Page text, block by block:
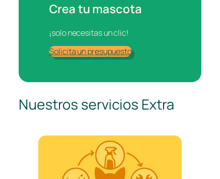
Crea tu mascota
¡solo necesitas un clic!
Solicita un presupuesto
Nuestros servicios Extra